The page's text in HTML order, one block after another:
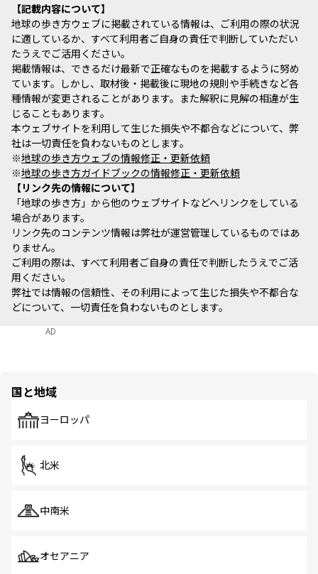
記載内容について
地球の歩き方ウェブに掲載されている情報は、ご利用の際の状況
に適しているか、すべて利用者ご自身の責任で判断していただい
たうえでご活用ください。
掲載情報は、できるだけ最新で正確なものを掲載するように努め
ています。しかし、取材後・掲載後に現地の規則や手続きなど各
種情報が変更されることがあります。また解釈に見解の相違が生
じることもあります。
本ウェブサイトを利用して生じた損失や不都合などについて、弊
社は一切責任を負わないものとします。
※地球の歩き方ウェブの情報修正・更新依頼
※地球の歩き方ガイドブックの情報修正・更新依頼
リンク先の情報について
「地球の歩き方」から他のウェブサイトなどへリンクをしている
場合があります。
リンク先のコンテンツ情報は弊社が運営管理しているものではあ
りません。
ご利用の際は、すべて利用者ご自身の責任で判断したうえでご活
用ください。
弊社では情報の信頼性、その利用によって生じた損失や不都合な
どについて、一切責任を負わないものとします。
AD
国と地域
ヨーロッパ
北米
中南米
オセアニア